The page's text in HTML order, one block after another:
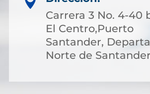
Carrera 3 No. 4-40
El Centro,Puerto
Santander,
Norte de Santander